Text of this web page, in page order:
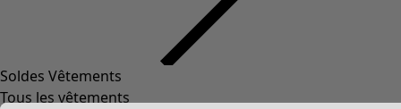
Soldes Vêtements
Tous les vêtements